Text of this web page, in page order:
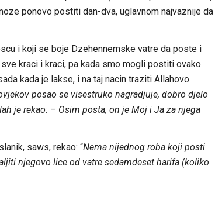
ponovo postiti dan-dva, uglavnom najvaznije da
i koji se boje Dzehennemske vatre da poste i
kraci i kraci, pa kada smo mogli postiti ovako
kada je lakse, i na taj nacin traziti Allahovo
posao se visestruko nagradjuje, dobro djelo
je rekao: – Osim posta, on je Moj i Ja za njega
saws, rekao: “Nema nijednog roba koji posti
njegovo lice od vatre sedamdeset harifa (koliko